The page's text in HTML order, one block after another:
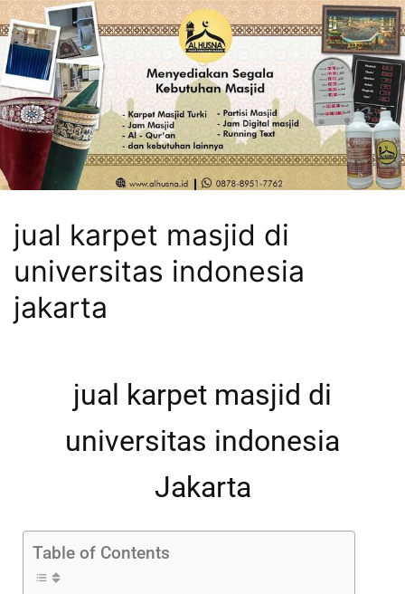
jual karpet masjid di
universitas indonesia
jakarta
jual karpet masjid di
universitas indonesia
Jakarta
Table of Contents